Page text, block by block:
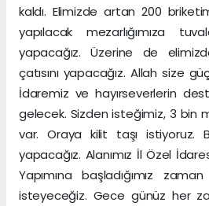
kaldı. Elimizde artan 200
yapılacak mezarlığımıza
yapacağız. Üzerine de
çatısını yapacağız. Allah size
İdaremiz ve hayırseverlerin
gelecek. Sizden isteğimiz, 3 bin
var. Oraya kilit taşı istiyoruz.
yapacağız. Alanımız İl Özel
Yapımına başladığımız
isteyeceğiz. Gece günüz her